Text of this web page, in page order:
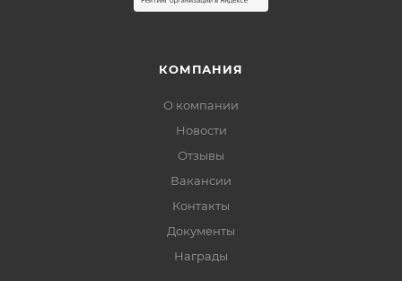
КОМПАНИЯ
О компании
Новости
Отзывы
Вакансии
Контакты
Документы
Награды